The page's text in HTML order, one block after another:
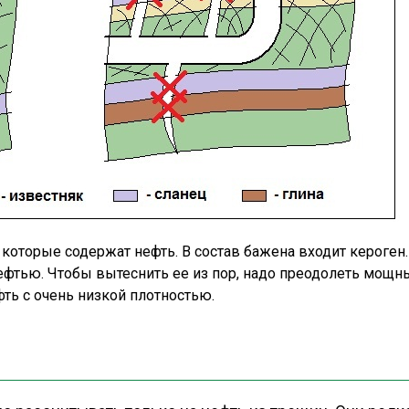
содержат нефть. В состав бажена входит кероген.
Чтобы вытеснить ее из пор, надо преодолеть
с очень низкой плотностью.